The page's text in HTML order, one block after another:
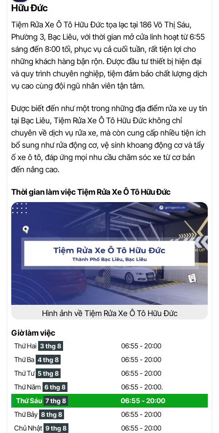
Hữu Đức
Tiệm Rửa Xe Ô Tô Hữu Đức tọa lạc tại 186 Võ Thị Sáu,
Phường 3, Bạc Liêu, với thời gian mở cửa linh hoạt từ 6:55
sáng đến 8:00 tối, phục vụ cả cuối tuần, rất tiện lợi cho
những khách hàng bận rộn. Được đầu tư thiết bị hiện đại
và quy trình chuyên nghiệp, tiệm đảm bảo chất lượng dịch
vụ cao cùng đội ngũ nhân viên tận tâm.
Được biết đến như một trong những địa điểm rửa xe uy tín
tại Bạc Liêu, Tiệm Rửa Xe Ô Tô Hữu Đức không chỉ
chuyên về dịch vụ rửa xe, mà còn cung cấp nhiều tiện ích
bổ sung như rửa động cơ, vệ sinh khoang động cơ và tẩy
ố xe ô tô, đáp ứng mọi nhu cầu chăm sóc xe từ cơ bản
đến nâng cao.
Thời gian làm việc Tiệm Rửa Xe Ô Tô Hữu Đức
Hình ảnh về Tiệm Rửa Xe Ô Tô Hữu Đức
Giờ làm việc
Thứ Hai 3 thg 8
06:55 - 20:00
Thứ Ba 4 thg 8
06:55 - 20:00
Thứ Tư 5 thg 8
06:55 - 20:00
Thứ Năm 6 thg 8
06:55 - 20:00.
Thứ Sáu 7 thg 8
06:55 - 20:00
Thứ Bảy 8 thg 8
06:55 - 20:00
Chủ Nhật 9 thg 8 06:55 - 20:00